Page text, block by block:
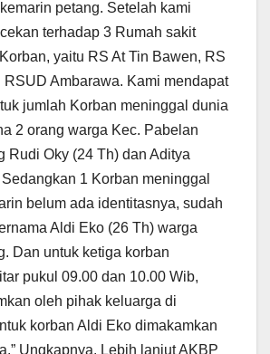
petang. Setelah kami
terhadap 3 Rumah sakit
yaitu RS At Tin Bawen, RS
RSUD Ambarawa. Kami mendapat
jumlah Korban meninggal dunia
2 orang warga Kec. Pabelan
Rudi Oky (24 Th) dan Aditya
1 Korban meninggal
belum ada identitasnya, sudah
Aldi Eko (26 Th) warga
Dan untuk ketiga korban
pukul 09.00 dan 10.00 Wib,
oleh pihak keluarga di
korban Aldi Eko dimakamkan
Ungkapnya. Lebih lanjut AKBP